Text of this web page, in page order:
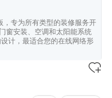
，专为所有类型的装修服务开
窗安装、空调和太阳能系统
计，最适合您的在线网络形